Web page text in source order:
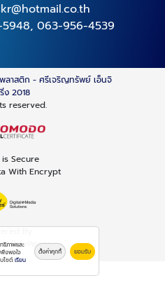
, 063-956-4539
ลาสติก - ศรีเจริญทรัพย์ เอ็นจิ
ง 2018
reserved.
Secure
With Encrypt
By
ธิภาพและ
งพอใจ
ไซต์ เรียน
ตั้งค่าคุกกี้ ยอมรับ